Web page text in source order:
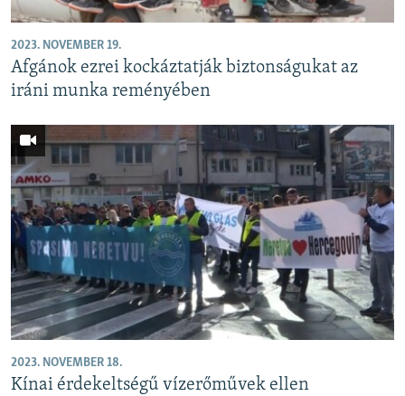
2023. NOVEMBER 19.
Afgánok ezrei kockáztatják biztonságukat az
iráni munka reményében
2023. NOVEMBER 18.
Kínai érdekeltségű vízerőművek ellen